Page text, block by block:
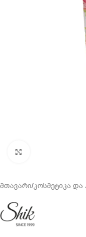
მთავარი/კოსმეტიკა და